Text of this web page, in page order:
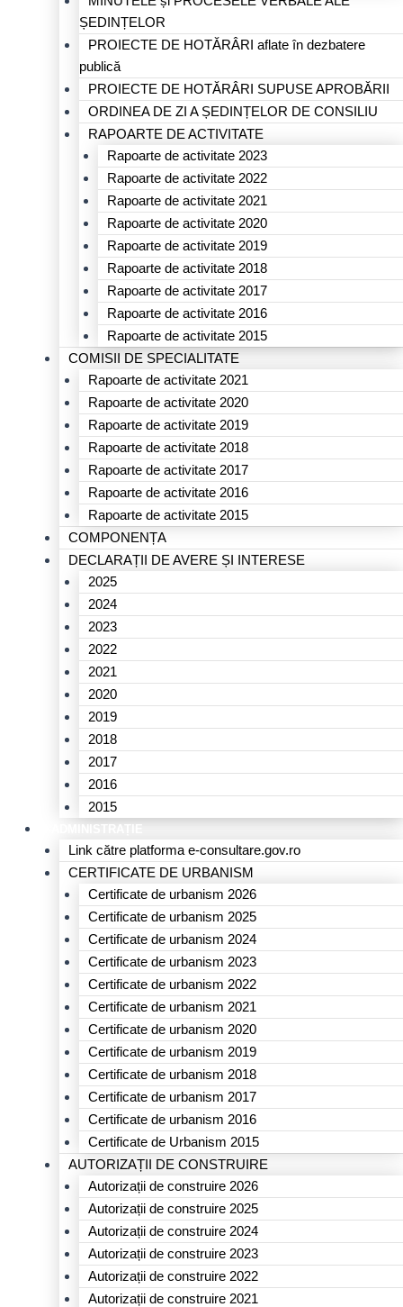
ȘEDINȚELOR
PROIECTE DE HOTĂRÂRI aflate în dezbatere
publică
PROIECTE DE HOTĂRÂRI SUPUSE APROBĂRII
ORDINEA DE ZI A ȘEDINȚELOR DE CONSILIU
RAPOARTE DE ACTIVITATE
Rapoarte de activitate 2023
Rapoarte de activitate 2022
Rapoarte de activitate 2021
Rapoarte de activitate 2020
Rapoarte de activitate 2019
Rapoarte de activitate 2018
Rapoarte de activitate 2017
Rapoarte de activitate 2016
Rapoarte de activitate 2015
COMISII DE SPECIALITATE
Rapoarte de activitate 2021
Rapoarte de activitate 2020
Rapoarte de activitate 2019
Rapoarte de activitate 2018
Rapoarte de activitate 2017
Rapoarte de activitate 2016
Rapoarte de activitate 2015
COMPONENȚA
DECLARAȚII DE AVERE ȘI INTERESE
2025
2024
2023
2022
2021
2020
2019
2018
2017
2016
2015
E-ADMINISTRAȚIE
Link către platforma e-consultare.gov.ro
CERTIFICATE DE URBANISM
Certificate de urbanism 2026
Certificate de urbanism 2025
Certificate de urbanism 2024
Certificate de urbanism 2023
Certificate de urbanism 2022
Certificate de urbanism 2021
Certificate de urbanism 2020
Certificate de urbanism 2019
Certificate de urbanism 2018
Certificate de urbanism 2017
Certificate de urbanism 2016
Certificate de Urbanism 2015
AUTORIZAȚII DE CONSTRUIRE
Autorizații de construire 2026
Autorizații de construire 2025
Autorizații de construire 2024
Autorizații de construire 2023
Autorizații de construire 2022
Autorizații de construire 2021